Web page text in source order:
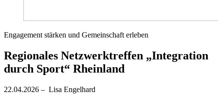
Engagement stärken und Gemeinschaft erleben
Regionales Netzwerktreffen „Integration
durch Sport“ Rheinland
22.04.2026 – Lisa Engelhard